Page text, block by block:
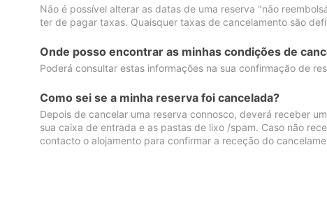
Não é possível alterar as datas de uma reserva "não
ter de pagar taxas. Quaisquer taxas de cancelamento são
Onde posso encontrar as minhas condições de
Poderá consultar estas informações na sua confirmação de
Como sei se a minha reserva foi cancelada?
Depois de cancelar uma reserva connosco, deverá receber
sua caixa de entrada e as pastas de lixo /spam. Caso não
contacto o alojamento para confirmar a receção do